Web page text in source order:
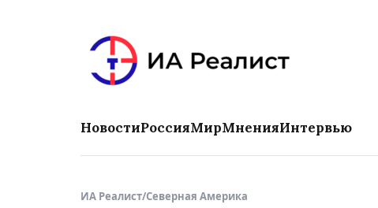
НовостиРоссияМирМненияИнтервью
ИА Реалист/Северная Америка